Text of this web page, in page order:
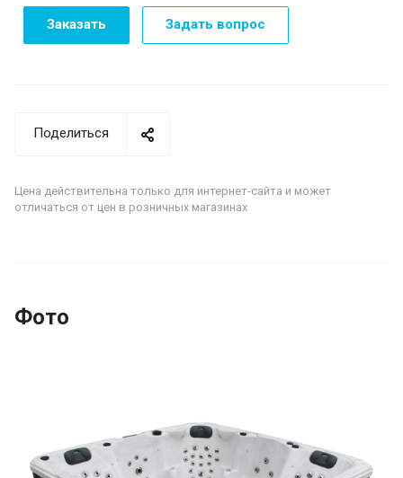
Заказать Задать вопрос
Поделиться
Цена действительна только для интернет-сайта и может
отличаться от цен в розничных магазинах
Фото